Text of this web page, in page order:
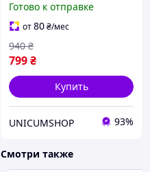
треккинга скандинавские
2 шт ENERGIA Черный
(3924-1)
Готово к отправке
от80₴/мес
799₴
940 ₴
Купить
UNICUMSHOP 93%
Смотри также